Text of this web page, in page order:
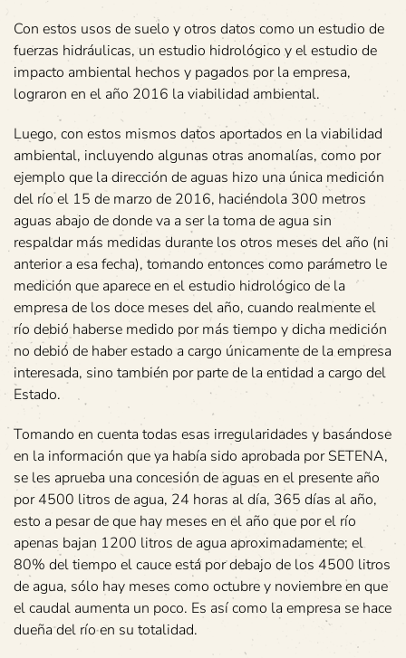
Con estos usos de suelo y otros datos como un estudio de
fuerzas hidráulicas, un estudio hidrológico y el estudio de
impacto ambiental hechos y pagados por la empresa,
lograron en el año 2016 la viabilidad ambiental.
Luego, con estos mismos datos aportados en la viabilidad
ambiental, incluyendo algunas otras anomalías, como por
ejemplo que la dirección de aguas hizo una única medición
del río el 15 de marzo de 2016, haciéndola 300 metros
aguas abajo de donde va a ser la toma de agua sin
respaldar más medidas durante los otros meses del año (ni
anterior a esa fecha), tomando entonces como parámetro le
medición que aparece en el estudio hidrológico de la
empresa de los doce meses del año, cuando realmente el
río debió haberse medido por más tiempo y dicha medición
no debió de haber estado a cargo únicamente de la empresa
interesada, sino también por parte de la entidad a cargo del
Estado.
Tomando en cuenta todas esas irregularidades y basándose
en la información que ya había sido aprobada por SETENA,
se les aprueba una concesión de aguas en el presente año
por 4500 litros de agua, 24 horas al día, 365 días al año,
esto a pesar de que hay meses en el año que por el río
apenas bajan 1200 litros de agua aproximadamente; el
80% del tiempo el cauce está por debajo de los 4500 litros
de agua, sólo hay meses como octubre y noviembre en que
el caudal aumenta un poco. Es así como la empresa se hace
dueña del río en su totalidad.